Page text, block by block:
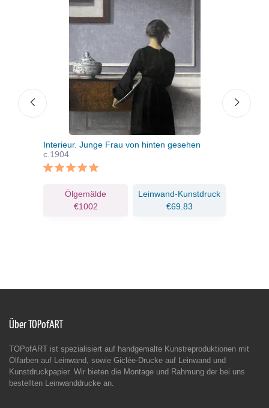
Interieur. Junge Frau von hinten gesehen
c.1904
Ölgemälde
€1002
Leinwand-Kunstdruck
€69.83
Über TOPofART
TOPofART ist spezialisiert auf handgemalte Kunstreproduktionen mit
Ölfarben auf Leinwand, sowie Giclée-Drucke auf Leinwand und
Kunstdruckpapier. Wir bieten die Montage und Rahmung der bei uns
bestellten Leinwanddrucke an.